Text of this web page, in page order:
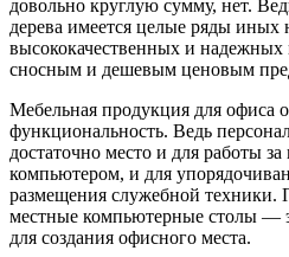
довольно круглую сумму, нет.
дерева имеется целые ряды иных
высококачественных и надежных
сносным и дешевым ценовым
Мебельная продукция для офиса
функциональность. Ведь
достаточно место и для работы
компьютером, и для
размещения служебной техники.
местные компьютерные столы —
для создания офисного места.